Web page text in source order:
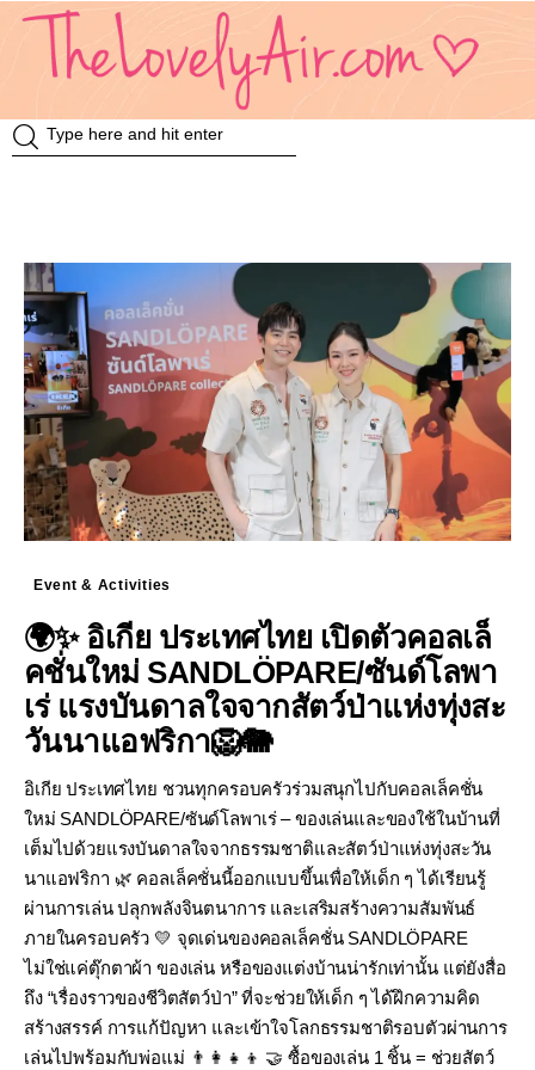
Knowledge
Insurance
VDO
Event & Activities
แม่แอร์ป้ายยา
Event & Activities
🌍✨ อิเกีย ประเทศไทย เปิดตัวคอลเล็
คชั่นใหม่ SANDLÖPARE/ซันด์โลพา
เร่ แรงบันดาลใจจากสัตว์ป่าแห่งทุ่งสะ
วันนาแอฟริกา🦁🐘
อิเกีย ประเทศไทย ชวนทุกครอบครัวร่วมสนุกไปกับคอลเล็คชั่น
ใหม่ SANDLÖPARE/ซันด์โลพาเร่ – ของเล่นและของใช้ในบ้านที่
เต็มไปด้วยแรงบันดาลใจจากธรรมชาติและสัตว์ป่าแห่งทุ่งสะวัน
นาแอฟริกา 🌿 คอลเล็คชั่นนี้ออกแบบขึ้นเพื่อให้เด็ก ๆ ได้เรียนรู้
ผ่านการเล่น ปลุกพลังจินตนาการ และเสริมสร้างความสัมพันธ์
ภายในครอบครัว 💛 จุดเด่นของคอลเล็คชั่น SANDLÖPARE
ไม่ใช่แค่ตุ๊กตาผ้า ของเล่น หรือของแต่งบ้านน่ารักเท่านั้น แต่ยังสื่อ
ถึง “เรื่องราวของชีวิตสัตว์ป่า” ที่จะช่วยให้เด็ก ๆ ได้ฝึกความคิด
สร้างสรรค์ การแก้ปัญหา และเข้าใจโลกธรรมชาติรอบตัวผ่านการ
เล่นไปพร้อมกับพ่อแม่ 👨‍👩‍👧‍👦 🤝 ซื้อของเล่น 1 ชิ้น = ช่วยสัตว์